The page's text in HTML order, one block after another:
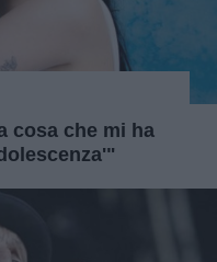
cosa che mi ha